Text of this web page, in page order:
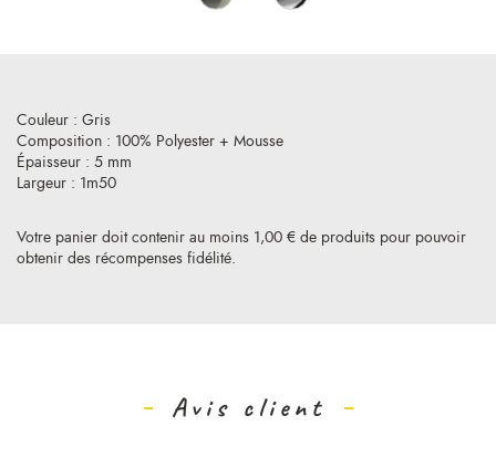
Votre panier doit contenir au moins 1,00 € de produits pour pouvoir
obtenir des récompenses fidélité.
Couleur : Gris
Composition : 100% Polyester + Mousse
Épaisseur : 5 mm
Largeur : 1m50
Avis client